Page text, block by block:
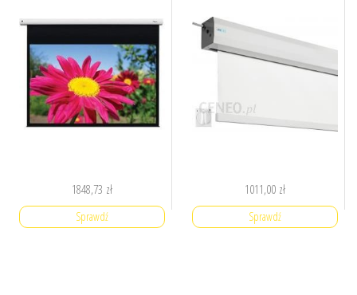
1848,73 zł
Sprawdź
1011,00 zł
Sprawdź